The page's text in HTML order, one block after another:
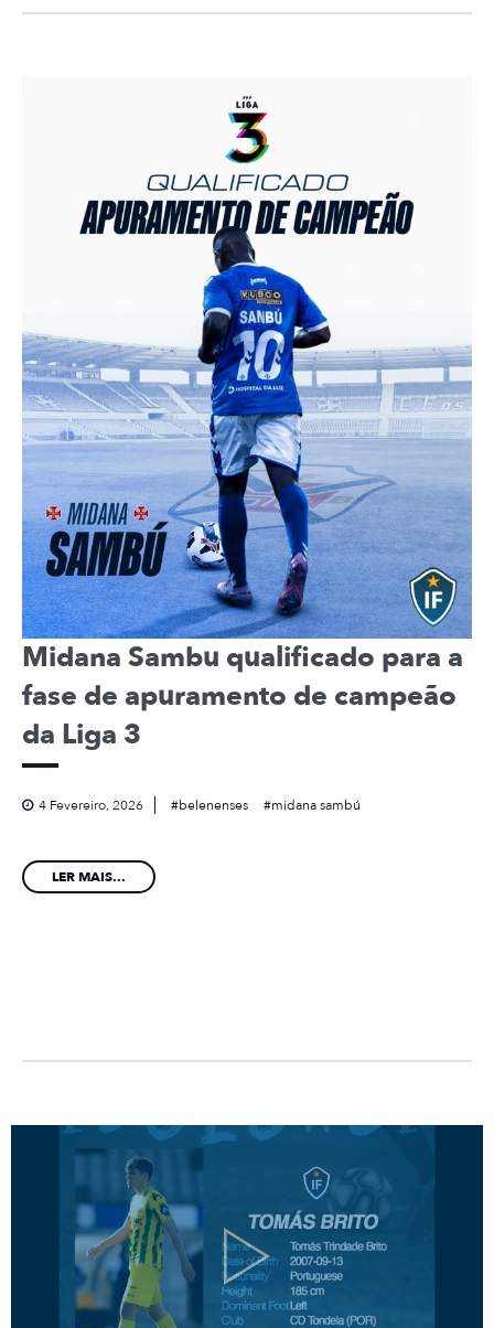
Midana Sambu qualificado para a
fase de apuramento de campeão
da Liga 3
4 Fevereiro, 2026 belenenses midana sambú
LER MAIS...